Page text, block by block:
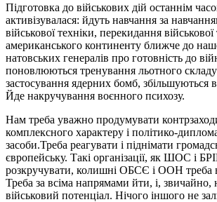
Підготовка до військових дій останнім
активізувалася: йдуть навчання за
військової техніки, перекидання військової
американського континенту ближче до
натовських генералів про готовність до
поновлюються тренування льотного
застосування ядерних бомб, збільшуються
Йде накручування воєнного психозу.
Нам треба уважно продумувати
комплексного характеру і політико-
засоби.Треба реагувати і піднімати
європейську. Такі організації, як ШОС і
розкручувати, колишні ОБСЄ і ООН треба
Треба за всіма напрямами йти, і, звичайно,
військовий потенціал. Нічого іншого не